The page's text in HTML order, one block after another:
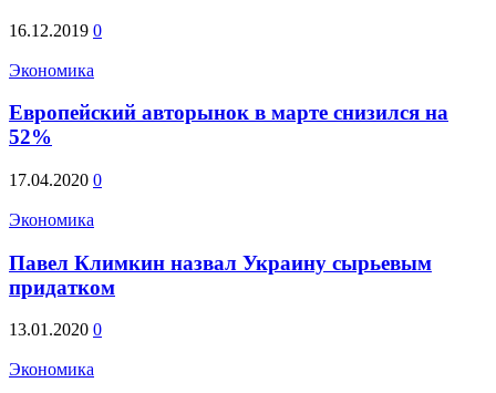
16.12.2019 0
Экономика
Европейский авторынок в марте снизился на
52%
17.04.2020 0
Экономика
Павел Климкин назвал Украину сырьевым
придатком
13.01.2020 0
Экономика